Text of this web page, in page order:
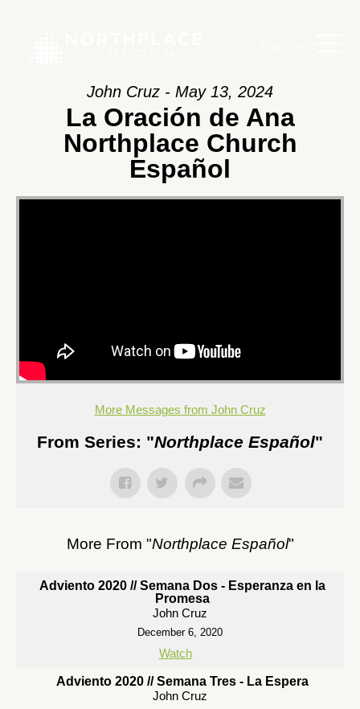
John Cruz - May 13, 2024
La Oración de Ana
Northplace Church
Español
More Messages from John Cruz
From Series: "Northplace Español"
More From "Northplace Español"
Adviento 2020 // Semana Dos - Esperanza en la
Promesa
John Cruz
December 6, 2020
Watch
Adviento 2020 // Semana Tres - La Espera
John Cruz